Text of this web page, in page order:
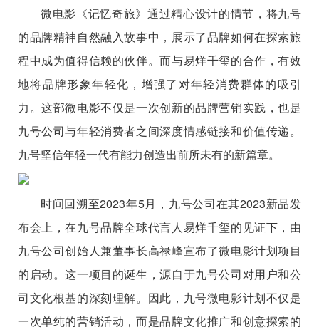
微电影《记忆奇旅》通过精心设计的情节，将九号
的品牌精神自然融入故事中，展示了品牌如何在探索旅
程中成为值得信赖的伙伴。而与易烊千玺的合作，有效
地将品牌形象年轻化，增强了对年轻消费群体的吸引
力。这部微电影不仅是一次创新的品牌营销实践，也是
九号公司与年轻消费者之间深度情感链接和价值传递。
九号坚信年轻一代有能力创造出前所未有的新篇章。
时间回溯至2023年5月，九号公司在其2023新品发
布会上，在九号品牌全球代言人易烊千玺的见证下，由
九号公司创始人兼董事长高禄峰宣布了微电影计划项目
的启动。这一项目的诞生，源自于九号公司对用户和公
司文化根基的深刻理解。因此，九号微电影计划不仅是
一次单纯的营销活动，而是品牌文化推广和创意探索的